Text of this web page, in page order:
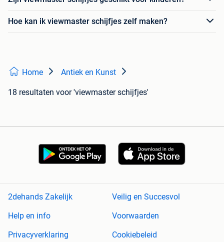
Hoe kan ik viewmaster schijfjes zelf maken?
Home Antiek en Kunst
18 resultaten voor 'viewmaster schijfjes'
2dehands Zakelijk
Veilig en Succesvol
Help en info
Voorwaarden
Privacyverklaring
Cookiebeleid